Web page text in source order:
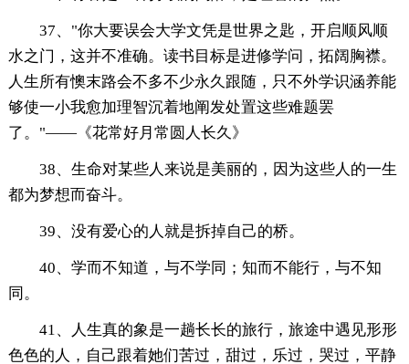
37、"你大要误会大学文凭是世界之匙，开启顺风顺
水之门，这并不准确。读书目标是进修学问，拓阔胸襟。
人生所有懊末路会不多不少永久跟随，只不外学识涵养能
够使一小我愈加理智沉着地阐发处置这些难题罢
了。"——《花常好月常圆人长久》
38、生命对某些人来说是美丽的，因为这些人的一生
都为梦想而奋斗。
39、没有爱心的人就是拆掉自己的桥。
40、学而不知道，与不学同；知而不能行，与不知
同。
41、人生真的象是一趟长长的旅行，旅途中遇见形形
色色的人，自己跟着她们苦过，甜过，乐过，哭过，平静